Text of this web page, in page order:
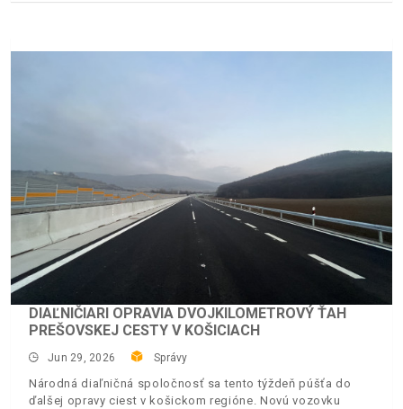
DIAĽNIČIARI OPRAVIA DVOJKILOMETROVÝ ŤAH
PREŠOVSKEJ CESTY V KOŠICIACH
Jun 29, 2026 Správy
Národná diaľničná spoločnosť sa tento týždeň púšťa do
ďalšej opravy ciest v košickom regióne. Novú vozovku